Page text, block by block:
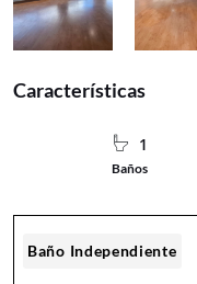
Características
1
Baños
Baño Independiente